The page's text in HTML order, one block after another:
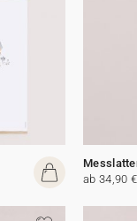
ab 34,90 €